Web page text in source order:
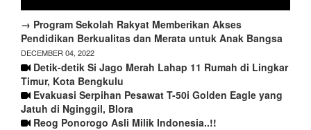
→ Program Sekolah Rakyat Memberikan Akses
Pendidikan Berkualitas dan Merata untuk Anak Bangsa
DECEMBER 04, 2022
Detik-detik Si Jago Merah Lahap 11 Rumah di Lingkar
Timur, Kota Bengkulu
Evakuasi Serpihan Pesawat T-50i Golden Eagle yang
Jatuh di Nginggil, Blora
Reog Ponorogo Asli Milik Indonesia..!!